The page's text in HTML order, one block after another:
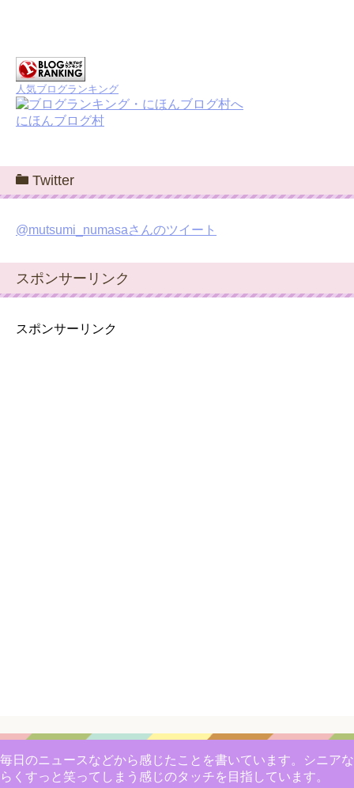
人気ブログランキング
にほんブログ村
Twitter
@mutsumi_numasaさんのツイート
スポンサーリンク
スポンサーリンク
毎日のニュースなどから感じたことを書いています。シニアな
らくすっと笑ってしまう感じのタッチを目指しています。